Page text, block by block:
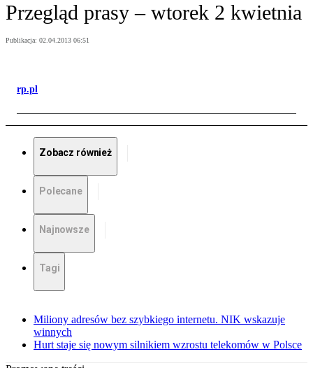
Przegląd prasy – wtorek 2 kwietnia
Publikacja: 02.04.2013 06:51
rp.pl
Zobacz również
Polecane
Najnowsze
Tagi
Miliony adresów bez szybkiego internetu. NIK wskazuje
winnych
Hurt staje się nowym silnikiem wzrostu telekomów w Polsce